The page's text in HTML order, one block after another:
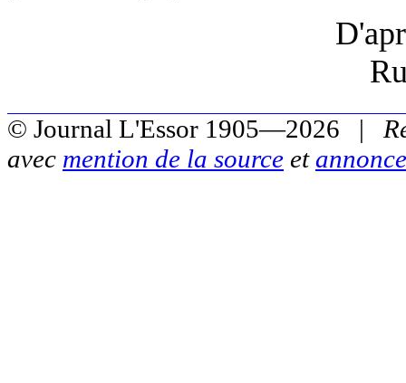
© Journal L'Essor 1905—2026 |
avec mention de la source et